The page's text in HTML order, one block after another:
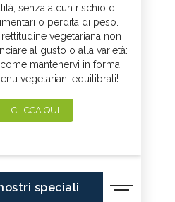
senza alcun rischio di
o perdita di peso.
vegetariana non
al gusto o alla varietà:
mantenervi in forma
vegetariani equilibrati!
CLICCA QUI
speciali